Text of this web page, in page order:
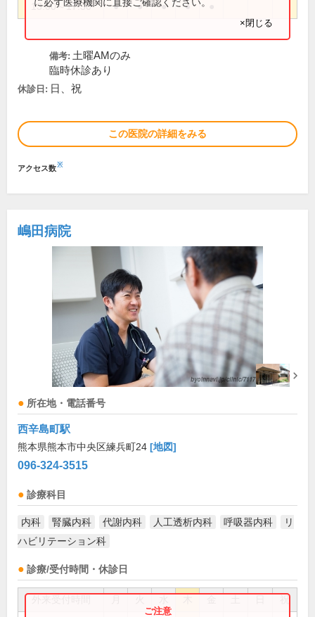
13:00～17:30 ● ● ● ●
×閉じる
備考: 土曜AMのみ
臨時休診あり
休診日: 日、祝
この医院の詳細をみる
アクセス数※
嶋田病院
所在地・電話番号
西辛島町駅
熊本県熊本市中央区練兵町24 [地図]
096-324-3515
診療科目
内科 腎臓内科 代謝内科 人工透析内科 呼吸器内科
リ
ハビリテーション科
診療/受付時間・休診日
祝